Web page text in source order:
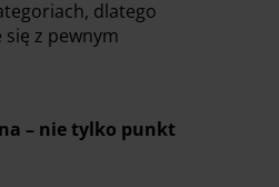
dlatego
się z pewnym
– nie tylko punkt